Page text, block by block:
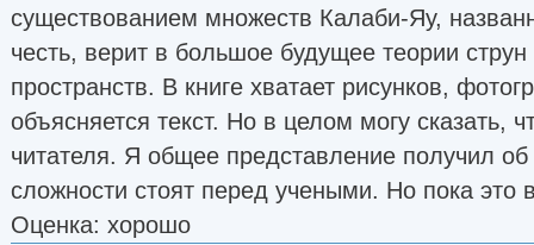
существованием множеств Калаби-Яу,
честь, верит в большое будущее теории
пространств. В книге хватает рисунков,
объясняется текст. Но в целом могу сказать,
читателя. Я общее представление получил об
сложности стоят перед учеными. Но пока это
Оценка: хорошо